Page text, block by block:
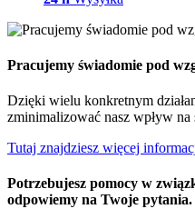
Pracujemy świadomie pod
Dzięki wielu konkretnym
zminimalizować nasz wpływ
Tutaj znajdziesz więcej
Potrzebujesz pomocy w
odpowiemy na Twoje pytania.